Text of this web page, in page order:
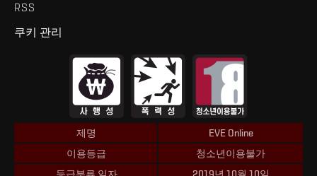
RSS
쿠키 관리
제명
EVE Online
이용등급
청소년이용불가
등급분류 일자
2019년 10월 10일